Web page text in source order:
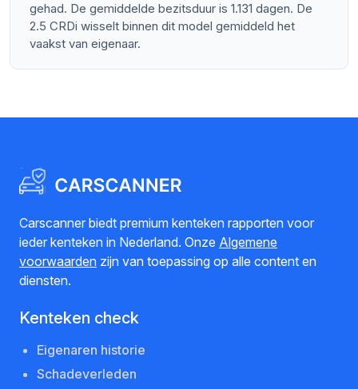
gehad. De gemiddelde bezitsduur is 1.131 dagen. De
2.5 CRDi wisselt binnen dit model gemiddeld het
vaakst van eigenaar.
Carscanner biedt premium kenteken rapporten voor
ieder kenteken in Nederland. Onze Algemene
voorwaarden zijn van toepassing op alle content en
diensten.
Kenteken check
Eigenaren historie
Schadeverleden